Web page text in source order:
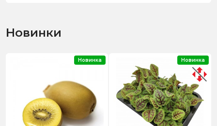
Новинки
Новинка Новинка